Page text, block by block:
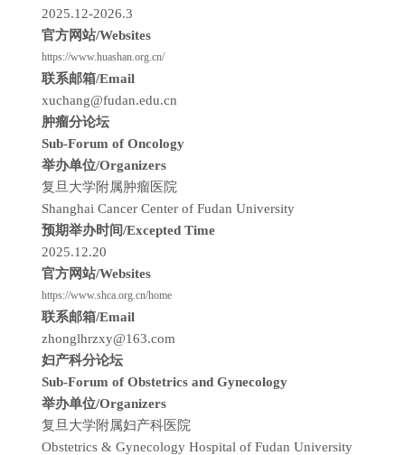
2025.12-2026.3
官方网站/Websites
https://www.huashan.org.cn/
联系邮箱/Email
xuchang@fudan.edu.cn
肿瘤分论坛
Sub-Forum of Oncology
举办单位/Organizers
复旦大学附属肿瘤医院
Shanghai Cancer Center of Fudan University
预期举办时间/Excepted Time
2025.12.20
官方网站/Websites
https://www.shca.org.cn/home
联系邮箱/Email
zhonglhrzxy@163.com
妇产科分论坛
Sub-Forum of Obstetrics and Gynecology
举办单位/Organizers
复旦大学附属妇产科医院
Obstetrics & Gynecology Hospital of Fudan University